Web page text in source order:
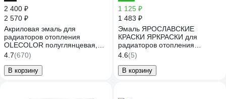
2 400 ₽
2 570 ₽
Акриловая эмаль для
радиаторов отопления
OLECOLOR полуглянцевая,
2.5 кг 4300007668
4.7(670)
В корзину
1 125 ₽
1 483 ₽
Эмаль ЯРОСЛАВСКИЕ
КРАСКИ ЯРКРАСКИ для
радиаторов отопления
акриловая белая матовая,
ведро О06803
4.6(5)
В корзину